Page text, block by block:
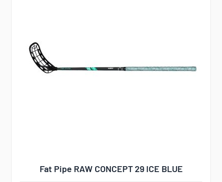
Fat Pipe RAW CONCEPT 29 ICE BLUE